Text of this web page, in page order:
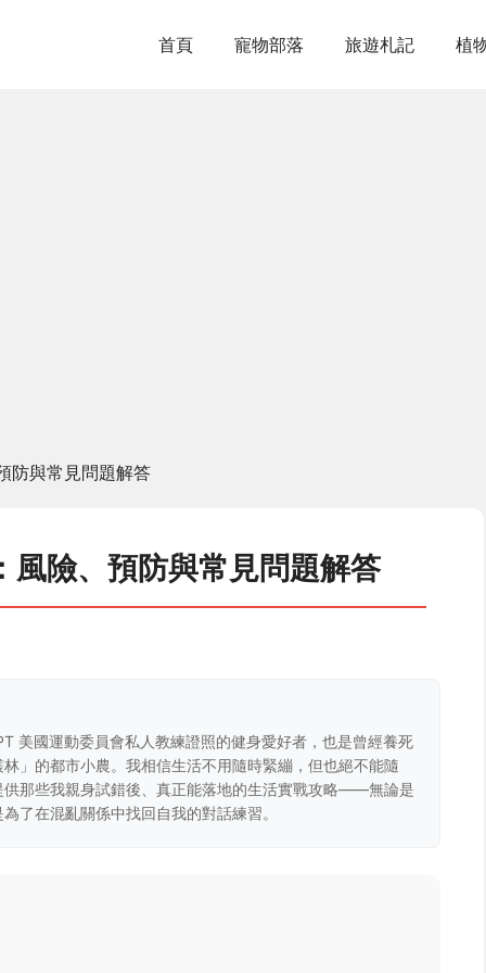
首頁 寵物部落 旅遊札記 植
防與常見問題解答
風險、預防與常見問題解答
美國運動委員會私人教練證照的健身愛好者，也是曾經養死
」的都市小農。我相信生活不用隨時緊繃，但也絕不能隨
供那些我親身試錯後、真正能落地的生活實戰攻略——無論是
了在混亂關係中找回自我的對話練習。